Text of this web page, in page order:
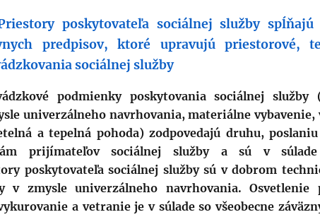
poskytovateľa sociálnej služby spĺňajú
predpisov, ktoré upravujú priestorové,
sociálnej služby
podmienky poskytovania sociálnej služby
univerzálneho navrhovania, materiálne
a tepelná pohoda) zodpovedajú druhu,
prijímateľov sociálnej služby a sú v
poskytovateľa sociálnej služby sú v dobrom
v zmysle univerzálneho navrhovania. Osvetlenie
a vetranie je v súlade so všeobecne